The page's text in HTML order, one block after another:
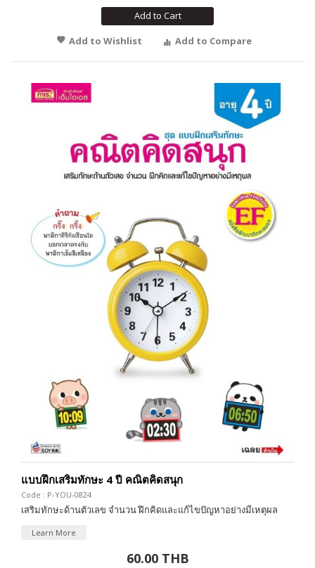
Add to Cart
Add to Wishlist
Add to Compare
แบบฝึกเสริมทักษะ 4 ปี คณิตคิดสนุก
Code : P-YOU-0824
เสริมทักษะด้านตัวเลข จำนวน ฝึกคิดและแก้ไขปัญหาอย่างมีเหตุผล
Learn More
60.00 THB